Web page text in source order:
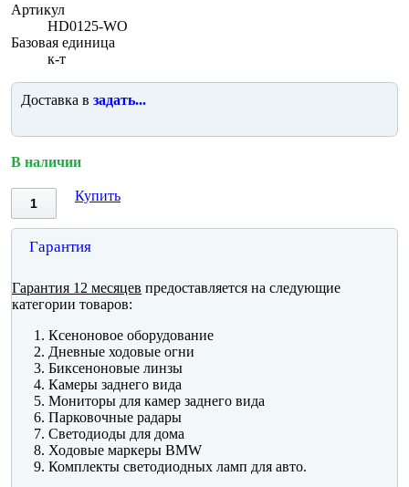
Артикул
HD0125-WO
Базовая единица
к-т
Доставка в задать...
В наличии
Купить
Гарантия
Гарантия 12 месяцев предоставляется на следующие
категории товаров:
Ксеноновое оборудование
Дневные ходовые огни
Биксеноновые линзы
Камеры заднего вида
Мониторы для камер заднего вида
Парковочные радары
Светодиоды для дома
Ходовые маркеры BMW
Комплекты светодиодных ламп для авто.